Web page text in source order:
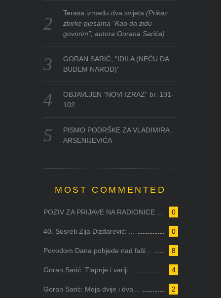
Terasa između dva svijeta(Prikaz
zbirke pjesama “Kao da zidu
govorim”, autora Gorana Sarića)
GORAN SARIĆ, “IDILA (NEĆU DA
BUDEM NAROD)”
OBJAVLJEN “NOVI IZRAZ” br. 101-
102
PISMO PODRŠKE ZA VLADIMIRA
ARSENIJEVIĆA
MOST COMMENTED
0
POZIV ZA PRIJAVE NA RADIONICE ...
0
40. Susreti Zija Dizdarević: ...
8
Povodom Dana pobjede nad faši...
4
Goran Sarić: Tlapnje i varlji...
2
Goran Sarić: Moja dvije i dva...